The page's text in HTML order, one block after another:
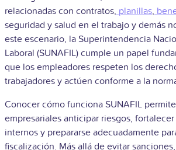
relacionadas con contratos, planillas,
seguridad y salud en el trabajo y demás
este escenario, la Superintendencia
Laboral (SUNAFIL) cumple un papel
que los empleadores respeten los
trabajadores y actúen conforme a la
Conocer cómo funciona SUNAFIL
empresariales anticipar riesgos,
internos y prepararse adecuadamente
fiscalización. Más allá de evitar